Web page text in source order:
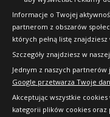
Informacje o Twojej
partnerom z obszarów
których pełną listę
Szczegóły znajdziesz w naszej
Jednym z naszych partnerów
Google przetwarza Twoje
Akceptując wszystkie cookies
kategorii plików cookies